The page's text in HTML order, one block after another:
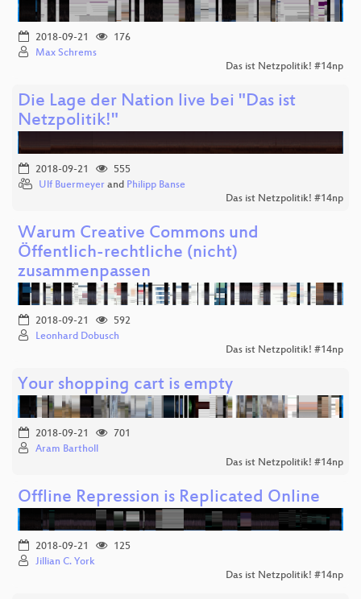
2018-09-21
176
Max Schrems
Das ist Netzpolitik! #14np
Die Lage der Nation live bei "Das ist
Netzpolitik!"
2018-09-21
555
Ulf Buermeyer and Philipp Banse
Das ist Netzpolitik! #14np
Warum Creative Commons und
Öffentlich-rechtliche (nicht)
zusammenpassen
2018-09-21
592
Leonhard Dobusch
Das ist Netzpolitik! #14np
Your shopping cart is empty
2018-09-21
701
Aram Bartholl
Das ist Netzpolitik! #14np
Offline Repression is Replicated Online
2018-09-21
125
Jillian C. York
Das ist Netzpolitik! #14np